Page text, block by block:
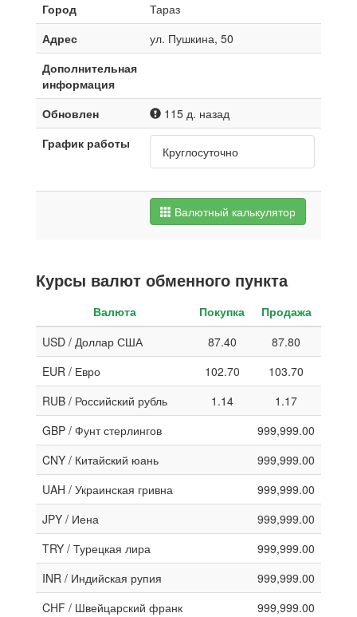
Город
Тараз
Адрес
ул. Пушкина, 50
Дополнительная
информация
Обновлен
115 д. назад
График работы
Круглосуточно
Валютный калькулятор
Курсы валют обменного пункта
Валюта Покупка
Продажа
USD / Доллар США
87.40
87.80
EUR / Евро
102.70
103.70
RUB / Российский рубль
1.14
1.17
GBP / Фунт стерлингов
999,999.00
CNY / Китайский юань
999,999.00
UAH / Украинская гривна
999,999.00
JPY / Иена
999,999.00
TRY / Турецкая лира
999,999.00
INR / Индийская рупия
999,999.00
CHF / Швейцарский франк
999,999.00